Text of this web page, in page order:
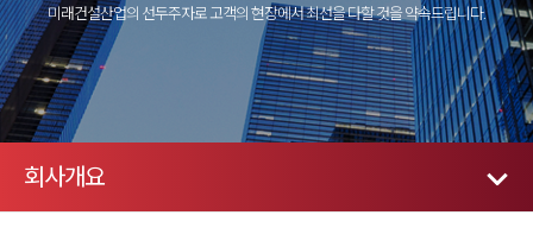
미래건설산업의 선두주자로 고객의 현장에서 최선을 다할 것을 약속드립니다.
회사개요